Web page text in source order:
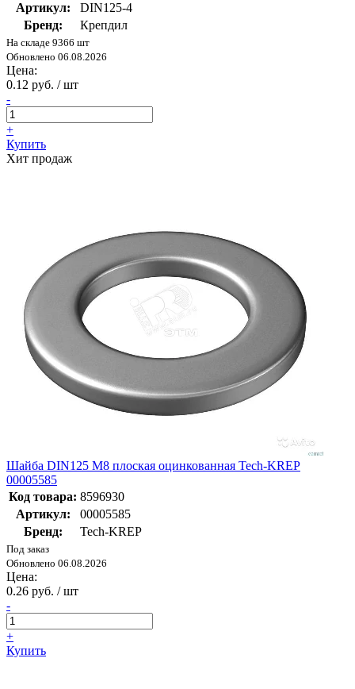
Артикул:
DIN125-4
Бренд:
Крепдил
На складе 9366 шт
Обновлено 06.08.2026
Цена:
0.12 руб. / шт
-
+
Купить
Хит продаж
Шайба DIN125 М8 плоская оцинкованная Tech-KREP
00005585
Код товара: 8596930
Артикул:
00005585
Бренд:
Tech-KREP
Под заказ
Обновлено 06.08.2026
Цена:
0.26 руб. / шт
-
+
Купить